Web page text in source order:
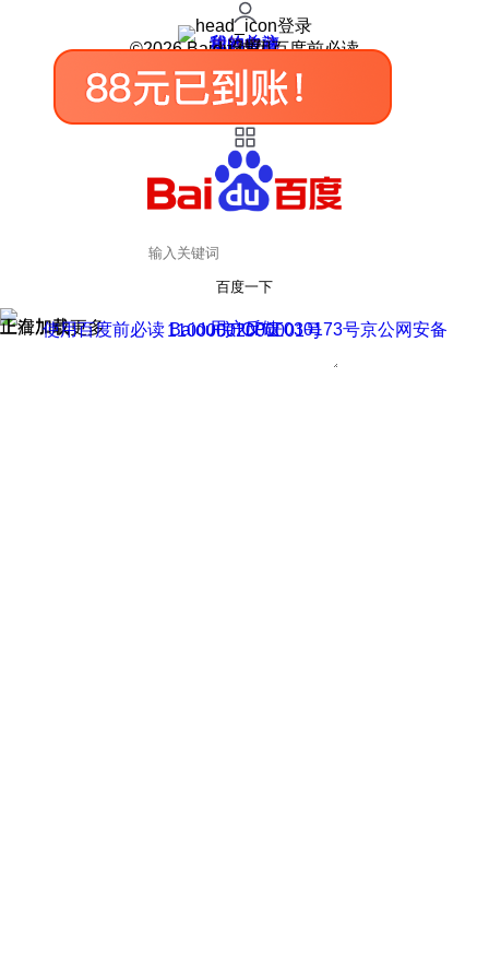
登录
我的关注
我的收藏
皮肤中心
用户反馈
设置
©2026 Baidu 使用百度前必读
百度一下
正在加载
上滑加载更多 用户反馈
使用百度前必读 Baidu 京ICP证030173号
京公网安备11000002000001号